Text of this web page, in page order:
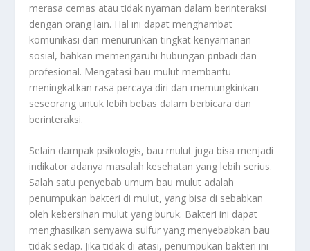
merasa cemas atau tidak nyaman dalam berinteraksi
dengan orang lain. Hal ini dapat menghambat
komunikasi dan menurunkan tingkat kenyamanan
sosial, bahkan memengaruhi hubungan pribadi dan
profesional. Mengatasi bau mulut membantu
meningkatkan rasa percaya diri dan memungkinkan
seseorang untuk lebih bebas dalam berbicara dan
berinteraksi.
Selain dampak psikologis, bau mulut juga bisa menjadi
indikator adanya masalah kesehatan yang lebih serius.
Salah satu penyebab umum bau mulut adalah
penumpukan bakteri di mulut, yang bisa di sebabkan
oleh kebersihan mulut yang buruk. Bakteri ini dapat
menghasilkan senyawa sulfur yang menyebabkan bau
tidak sedap. Jika tidak di atasi, penumpukan bakteri ini